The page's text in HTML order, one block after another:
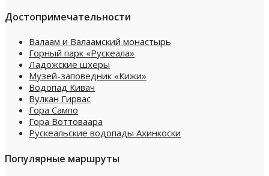
Достопримечательности
Валаам и Валаамский монастырь
Горный парк «Рускеала»
Ладожские шхеры
Музей-заповедник «Кижи»
Водопад Кивач
Вулкан Гирвас
Гора Сампо
Гора Воттоваара
Рускеальские водопады Ахинкоски
Популярные маршруты